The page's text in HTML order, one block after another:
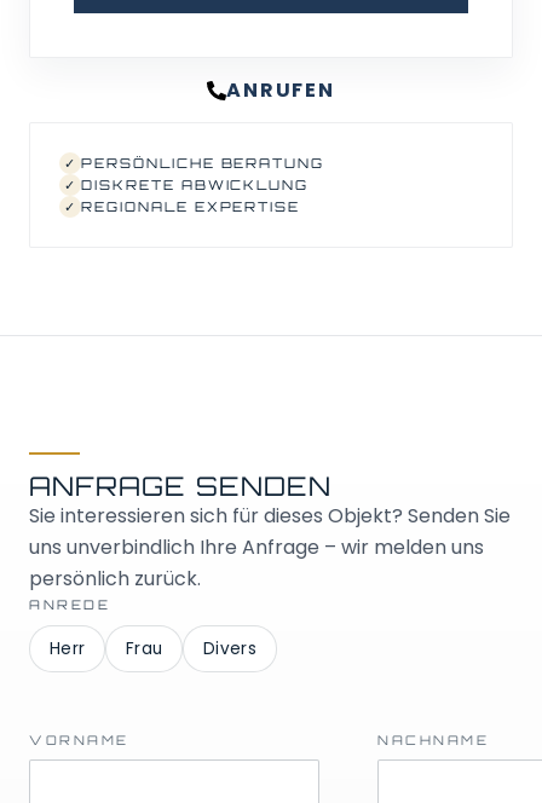
ANRUFEN
✓ PERSÖNLICHE BERATUNG
✓ DISKRETE ABWICKLUNG
✓ REGIONALE EXPERTISE
ANFRAGE SENDEN
Sie interessieren sich für dieses Objekt? Senden Sie
uns unverbindlich Ihre Anfrage – wir melden uns
persönlich zurück.
ANREDE
Herr Frau Divers
VORNAME NACHNAME